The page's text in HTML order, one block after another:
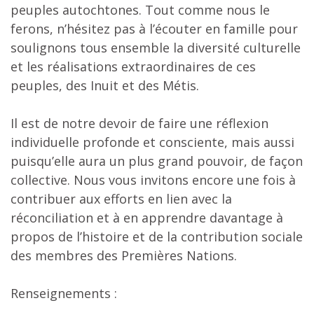
peuples autochtones. Tout comme nous le
ferons, n’hésitez pas à l’écouter en famille pour
soulignons tous ensemble la diversité culturelle
et les réalisations extraordinaires de ces
peuples, des Inuit et des Métis.
Il est de notre devoir de faire une réflexion
individuelle profonde et consciente, mais aussi
puisqu’elle aura un plus grand pouvoir, de façon
collective. Nous vous invitons encore une fois à
contribuer aux efforts en lien avec la
réconciliation et à en apprendre davantage à
propos de l’histoire et de la contribution sociale
des membres des Premières Nations.
Renseignements :